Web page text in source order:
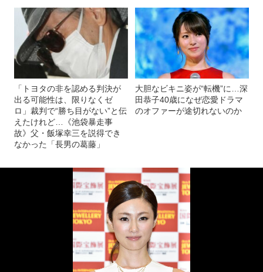
「トヨタの非を認める判決が
出る可能性は、限りなくゼ
ロ」裁判で“勝ち目がない”と伝
えたけれど…《池袋暴走事
故》父・飯塚幸三を説得でき
なかった「長男の葛藤」
大胆なビキニ姿が“転機”に…深
田恭子40歳になぜ恋愛ドラマ
のオファーが途切れないのか